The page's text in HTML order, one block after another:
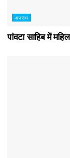
अपराध
पांवटा साहिब में